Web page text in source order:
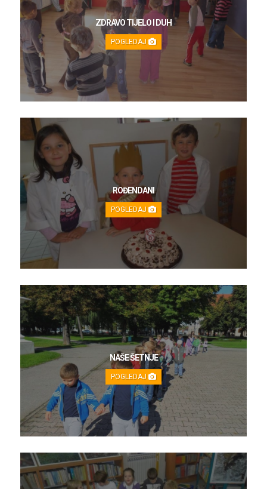
ZDRAVO TIJELO I DUH
POGLEDAJ
ROĐENDANI
POGLEDAJ
NAŠE ŠETNJE
POGLEDAJ